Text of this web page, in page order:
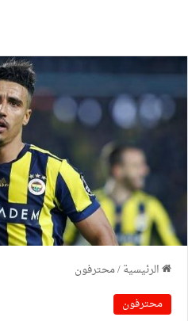
الرئيسية/محترفون
محترفون